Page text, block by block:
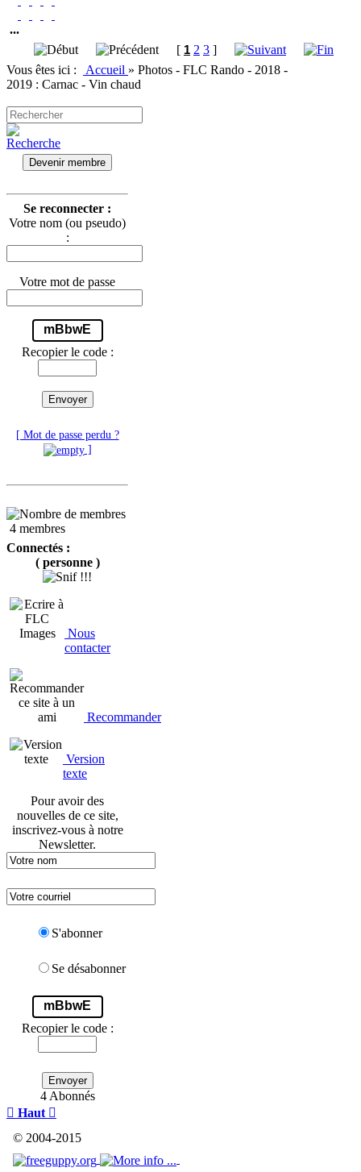
...
[ 1 2 3 ]
Vous êtes ici :
Accueil » Photos - FLC Rando - 2018 -
2019 : Carnac - Vin chaud
Devenir membre
Se reconnecter :
Votre nom (ou pseudo)
:
Votre mot de passe
mBbwE
Recopier le code :
Envoyer
[ Mot de passe perdu ?
]
4 membres
Connectés :
( personne )
Nous
contacter
Recommander
Version
texte
Pour avoir des
nouvelles de ce site,
inscrivez-vous à notre
Newsletter.
S'abonner
Se désabonner
mBbwE
Recopier le code :
Envoyer
4 Abonnés
 Haut 
© 2004-2015